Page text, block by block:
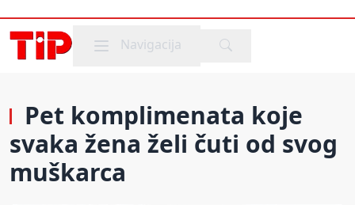
Mobile menu
Navigacija
Pet komplimenata koje
svaka žena želi čuti od svog
muškarca